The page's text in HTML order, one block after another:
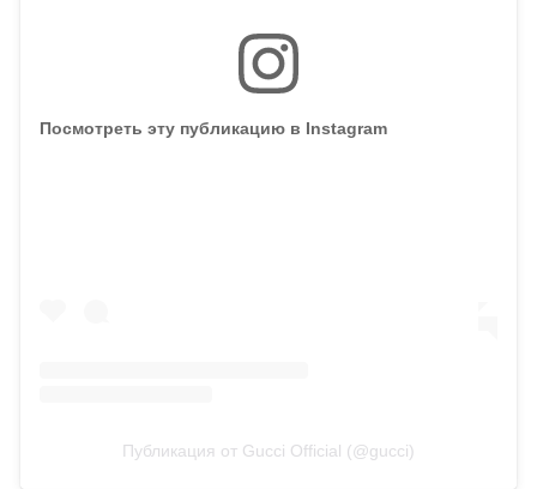
Посмотреть эту публикацию в Instagram
Публикация от Gucci Official (@gucci)